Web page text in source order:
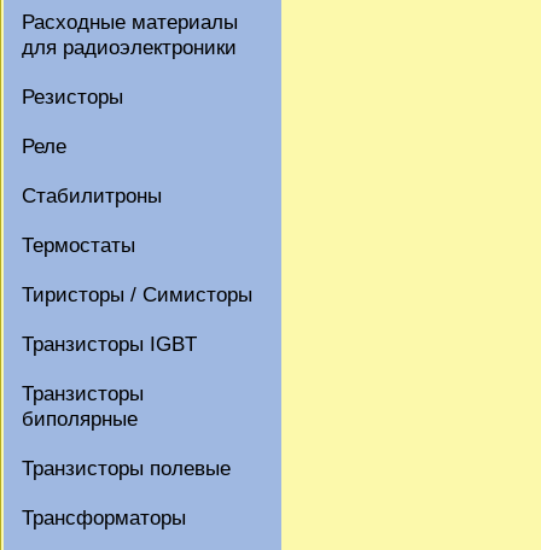
Расходные материалы
для радиоэлектроники
Резисторы
Реле
Стабилитроны
Термостаты
Тиристоры / Симисторы
Транзисторы IGBT
Транзисторы
биполярные
Транзисторы полевые
Трансформаторы